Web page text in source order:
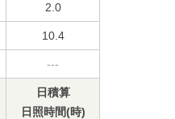
2.0
10.4
---
日積算
日照時間(時)